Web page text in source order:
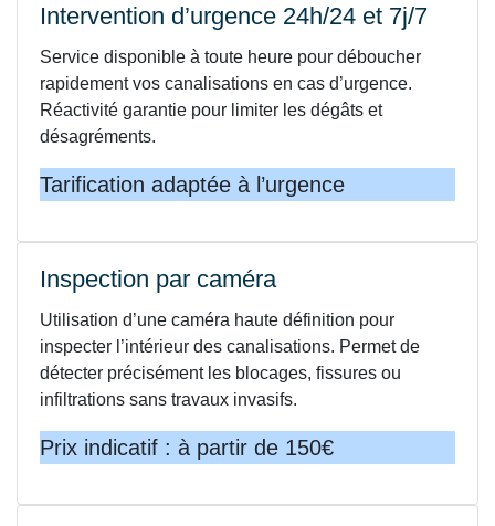
Intervention d’urgence 24h/24 et 7j/7
Service disponible à toute heure pour déboucher
rapidement vos canalisations en cas d’urgence.
Réactivité garantie pour limiter les dégâts et
désagréments.
Tarification adaptée à l’urgence
Inspection par caméra
Utilisation d’une caméra haute définition pour
inspecter l’intérieur des canalisations. Permet de
détecter précisément les blocages, fissures ou
infiltrations sans travaux invasifs.
Prix indicatif : à partir de 150€